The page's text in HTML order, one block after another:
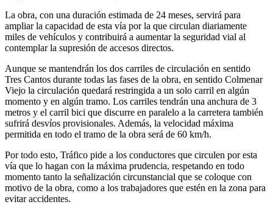
La obra, con una duración estimada de 24 meses, servirá para
ampliar la capacidad de esta vía por la que circulan diariamente
miles de vehículos y contribuirá a aumentar la seguridad vial al
contemplar la supresión de accesos directos.
Aunque se mantendrán los dos carriles de circulación en sentido
Tres Cantos durante todas las fases de la obra, en sentido Colmenar
Viejo la circulación quedará restringida a un solo carril en algún
momento y en algún tramo. Los carriles tendrán una anchura de 3
metros y el carril bici que discurre en paralelo a la carretera también
sufrirá desvíos provisionales. Además, la velocidad máxima
permitida en todo el tramo de la obra será de 60 km/h.
Por todo esto, Tráfico pide a los conductores que circulen por esta
vía que lo hagan con la máxima prudencia, respetando en todo
momento tanto la señalización circunstancial que se coloque con
motivo de la obra, como a los trabajadores que estén en la zona para
evitar accidentes.